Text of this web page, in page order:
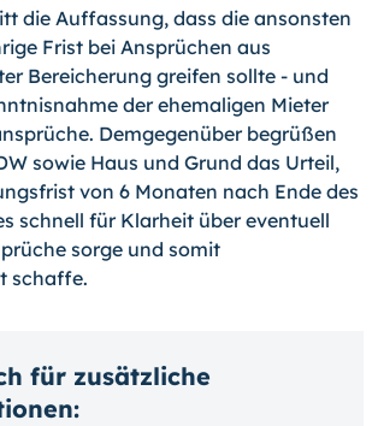
die Auffassung, dass die ansonsten
Frist bei Ansprüchen aus
Bereicherung greifen sollte - und
der ehemaligen Mieter
Demgegenüber begrüßen
sowie Haus und Grund das Urteil,
von 6 Monaten nach Ende des
schnell für Klarheit über eventuell
sorge und somit
schaffe.
für zusätzliche